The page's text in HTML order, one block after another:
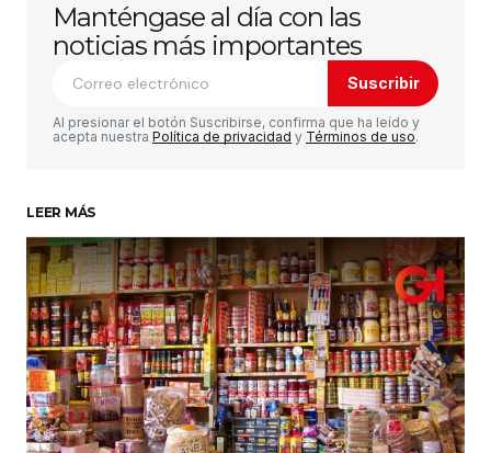
Tu dirección de correo electrónico no será
publicada. Los campos obligatorios están
marcados con*
Comentario*
Su nombre*
Tu correo electrónico*
Guardar mi nombre, correo electrónico y sitio
web en este navegador para la próxima vez que
haga un comentario.
Manténgase al día con las
noticias más importantes
Suscribir
Al presionar el botón Suscribirse, confirma que ha leído y
acepta nuestra Política de privacidad y Términos de uso.
LEER MÁS